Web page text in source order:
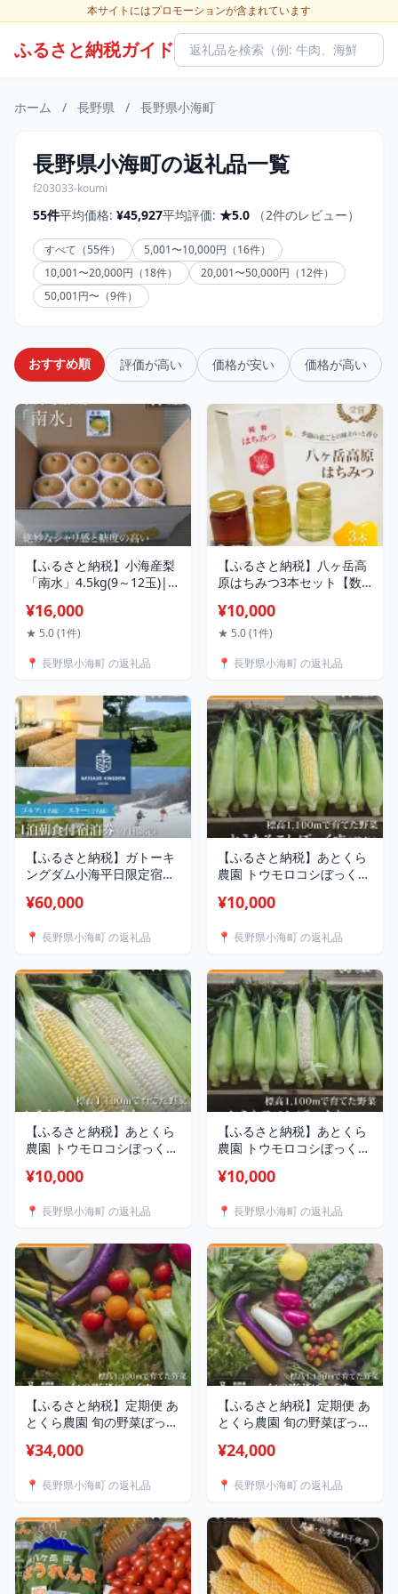
本サイトにはプロモーションが含まれています
ふるさと納税ガイド
ホーム / 長野県 / 長野県小海町
長野県小海町の返礼品一覧
f203033-koumi
55件平均価格: ¥45,927平均評価: ★5.0 （2件のレビュー）
すべて（55件）
5,001〜10,000円（16件）
10,001〜20,000円（18件）
20,001〜50,000円（12件）
50,001円〜（9件）
おすすめ順 評価が高い 価格が安い 価格が高い
【ふるさと納税】小海産梨
「南水」4.5kg(9～12玉)|
気返礼品 期間限定【10月か
ら収穫次第発送】 農園直送
¥16,000
★ 5.0 (1件)
📍 長野県小海町 の返礼品
【ふるさと納税】八ヶ岳高
原はちみつ3本セット【数
はちみつ 蜂蜜 ハチミツ 純
粋 八ヶ岳高原 長野県小海
¥10,000
★ 5.0 (1件)
📍 長野県小海町 の返礼品
【ふるさと納税】ガトーキ
ングダム小海平日限定宿泊
ヶ岳 宿泊 ゴルフ スキー 八
¥60,000
📍 長野県小海町 の返礼品
【ふるさと納税】あとくら
農園 トウモロコシぼっくす
ウモロコシ 10本 20本 30本
¥10,000
📍 長野県小海町 の返礼品
【ふるさと納税】あとくら
農園 トウモロコシぼっくす
トウモロコシ 10本 20本 30
】
¥10,000
📍 長野県小海町 の返礼品
【ふるさと納税】あとくら
農園 トウモロコシぼっくす
ウモロコシ 10本 20本 30本
¥10,000
📍 長野県小海町 の返礼品
【ふるさと納税】定期便 あ
とくら農園 旬の野菜ぼっく
旬 新鮮 高原野菜 根菜 【
¥34,000
📍 長野県小海町 の返礼品
【ふるさと納税】定期便 あ
とくら農園 旬の野菜ぼっく
新鮮 高原野菜 根菜 【 2026
¥24,000
📍 長野県小海町 の返礼品